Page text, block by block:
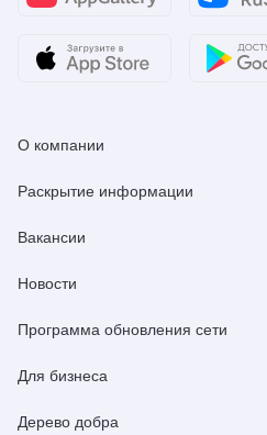
О компании
Раскрытие информации
Вакансии
Новости
Программа обновления сети
Для бизнеса
Дерево добра